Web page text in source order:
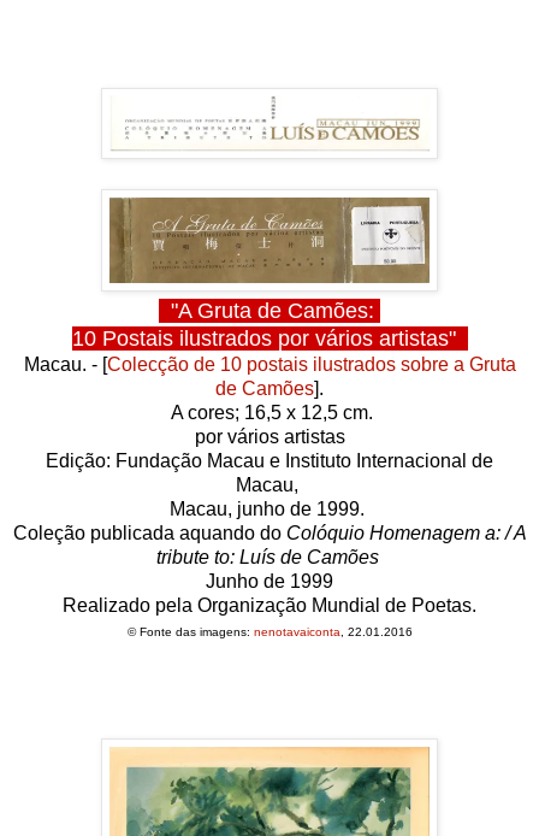
"A Gruta de Camões:
10 Postais ilustrados por vários artistas"
Macau. -[Colecção de 10 postais ilustrados sobre a Gruta
de Camões].
A cores; 16,5 x 12,5 cm.
por vários artistas
Edição: Fundação Macau e Instituto Internacional de
Macau,
Macau, junho de 1999.
Coleção publicada aquando do Colóquio Homenagem a: / A
tribute to: Luís de Camões
Junho de 1999
Realizado pela Organização Mundial de Poetas.
© Fonte das imagens: nenotavaiconta , 22.01.2016